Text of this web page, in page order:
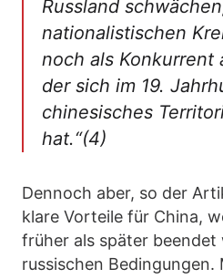
Russland
nationalistischen
noch als Konkurrent
der sich im 19.
chinesisches
hat.“(4)
Dennoch aber, so der
klare Vorteile für China,
früher als später
russischen